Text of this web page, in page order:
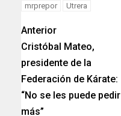
mrprepor
Utrera
Anterior
Cristóbal Mateo,
presidente de la
Federación de Kárate:
“No se les puede pedir
más”